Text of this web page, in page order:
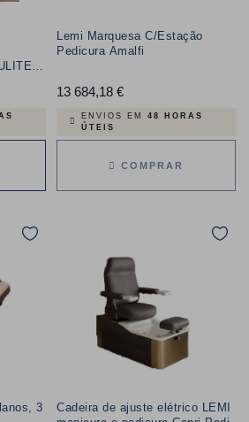
E
Lemi Marquesa C/Estação
Pedicura Amalfi
13 684,18 €Preço
ENVIOS EM 48 HORAS
ÚTEIS
COMPRAR
3
Cadeira de ajuste elétrico LEMI